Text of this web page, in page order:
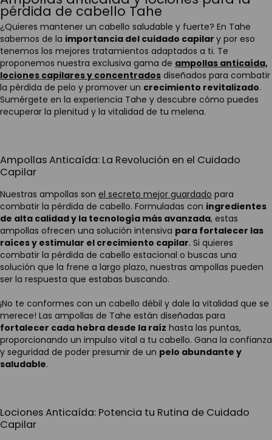
pérdida de cabello Tahe
¿Quieres mantener un cabello saludable y fuerte? En Tahe
sabemos de la importancia del cuidado capilar y por eso
tenemos los mejores tratamientos adaptados a ti. Te
proponemos nuestra exclusiva gama de ampollas anticaída,
lociones capilares y concentrados diseñados para combatir
la pérdida de pelo y promover un crecimiento revitalizado.
Sumérgete en la experiencia Tahe y descubre cómo puedes
recuperar la plenitud y la vitalidad de tu melena.
Ampollas Anticaída: La Revolución en el Cuidado
Capilar
Nuestras ampollas son el secreto mejor guardado para
combatir la pérdida de cabello. Formuladas con ingredientes
de alta calidad y la tecnología más avanzada, estas
ampollas ofrecen una solución intensiva para fortalecer las
raíces y estimular el crecimiento capilar. Si quieres
combatir la pérdida de cabello estacional o buscas una
solución que la frene a largo plazo, nuestras ampollas pueden
ser la respuesta que estabas buscando.
¡No te conformes con un cabello débil y dale la vitalidad que se
merece! Las ampollas de Tahe están diseñadas para
fortalecer cada hebra desde la raíz hasta las puntas,
proporcionando un impulso vital a tu cabello. Gana la confianza
y seguridad de poder presumir de un pelo abundante y
saludable.
Lociones Anticaída: Potencia tu Rutina de Cuidado
Capilar